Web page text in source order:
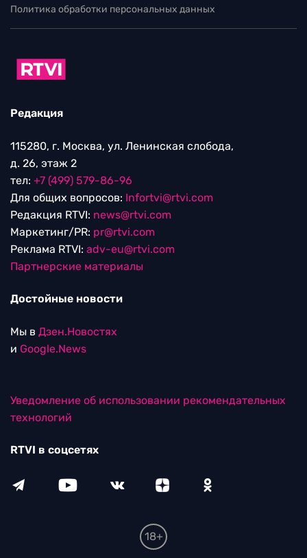
Политика обработки персональных данных
Редакция
115280, г. Москва, ул. Ленинская слобода,
д. 26, этаж 2
тел: +7 (499) 579-86-96
Для общих вопросов: Infortvi@rtvi.com
Редакция RTVI: news@rtvi.com
Маркетинг/PR: pr@rtvi.com
Реклама RTVI: adv-eu@rtvi.com
Партнерские материалы
Достойные новости
Мы в Дзен.Новостях
и Google.News
Уведомление об использовании рекомендательных
технологий
RTVI в соцсетях
18+